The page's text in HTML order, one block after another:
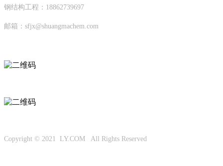
钢结构工程：18862739697
邮箱：sfjx@shuangmachem.com
Copyright © 2021 LY.COM All Rights Reserved